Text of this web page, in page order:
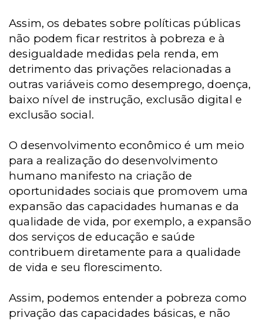
Assim, os debates sobre políticas públicas
não podem ficar restritos à pobreza e à
desigualdade medidas pela renda, em
detrimento das privações relacionadas a
outras variáveis como desemprego, doença,
baixo nível de instrução, exclusão digital e
exclusão social.
O desenvolvimento econômico é um meio
para a realização do desenvolvimento
humano manifesto na criação de
oportunidades sociais que promovem uma
expansão das capacidades humanas e da
qualidade de vida, por exemplo, a expansão
dos serviços de educação e saúde
contribuem diretamente para a qualidade
de vida e seu florescimento.
Assim, podemos entender a pobreza como
privação das capacidades básicas, e não